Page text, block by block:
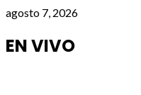
Saltar
contenido
agosto 7, 2026
EN VIVO